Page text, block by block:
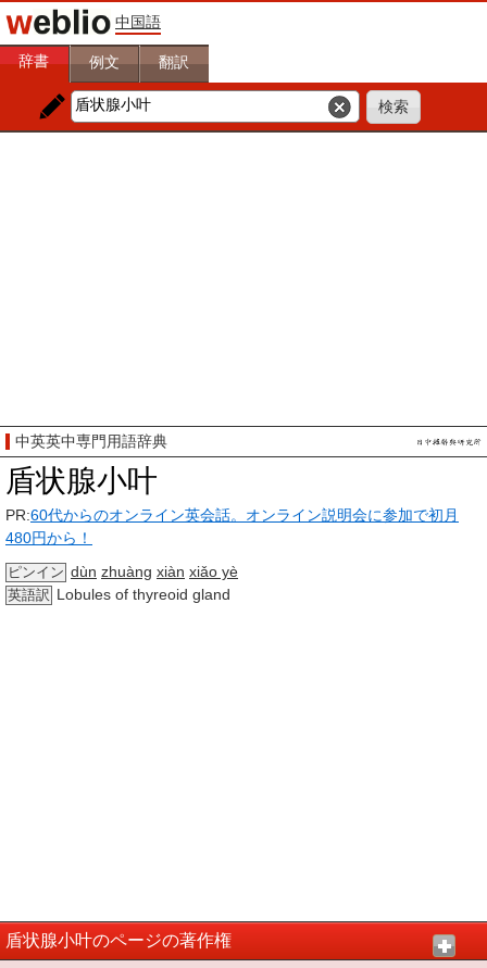
中国語
辞書 例文 翻訳
中英英中専門用語辞典
盾状腺小叶
PR:60代からのオンライン英会話。オンライン説明会に参加で初月
480円から！
ピンイン dùn zhuàng xiàn xiǎo yè
英語訳 Lobules of thyreoid gland
盾状腺小叶のページの著作権